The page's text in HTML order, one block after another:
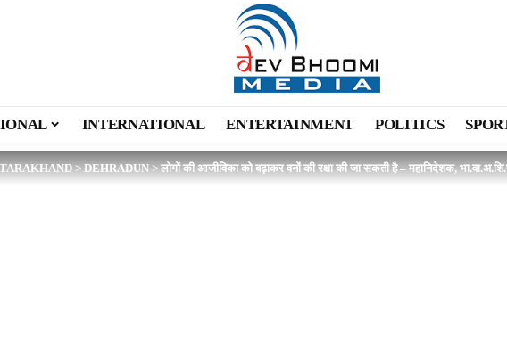
INTERNATIONAL ENTERTAINMENT POLITICS
>DEHRADUN>लोगों की आजीविका को बढ़ाकर वनों की रक्षा की जा सकती है – महानिदेशक,